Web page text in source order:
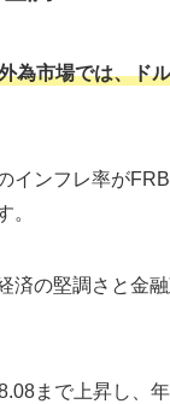
為市場では、ド
インフレ率が
。
済の堅調さと金
まで上昇し、